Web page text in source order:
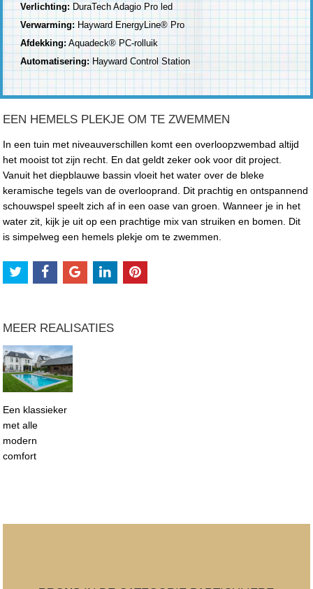
Verlichting: DuraTech Adagio Pro led
Verwarming:Hayward EnergyLine® Pro
Afdekking:Aquadeck® PC-rolluik
Automatisering: Hayward Control Station
EEN HEMELS PLEKJE OM TE ZWEMMEN
In een tuin met niveauverschillen komt een overloopzwembad altijd
het mooist tot zijn recht. En dat geldt zeker ook voor dit project.
Vanuit het diepblauwe bassin vloeit het water over de bleke
keramische tegels van de overlooprand. Dit prachtig en ontspannend
schouwspel speelt zich af in een oase van groen. Wanneer je in het
water zit, kijk je uit op een prachtige mix van struiken en bomen. Dit
is simpelweg een hemels plekje om te zwemmen.
MEER REALISATIES
Een klassieker
met alle
modern
comfort